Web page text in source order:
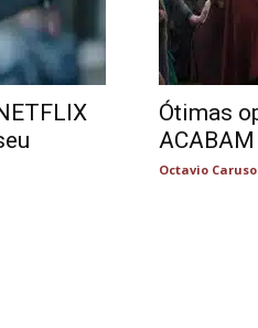
Ótimas
Octavio Caruso